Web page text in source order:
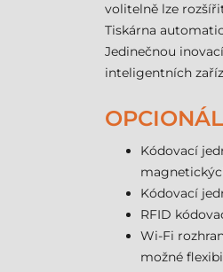
volitelně lze
Tiskárna
Jedinečnou
inteligentních
Kódovací
Kódovací
RFID
Wi-Fi
možné